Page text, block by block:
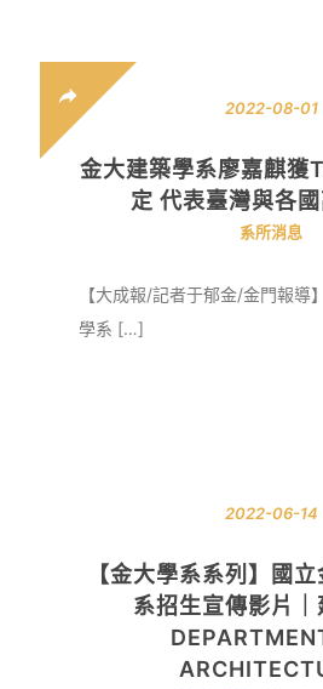
2022-08-01
金大建築學系廖嘉麒獲
定 代表臺灣與各
系所消息
【大成報/記者于郁金/金門報導
學系 […]
2022-06-14
【金大學系系列】國
系招生宣傳影片｜